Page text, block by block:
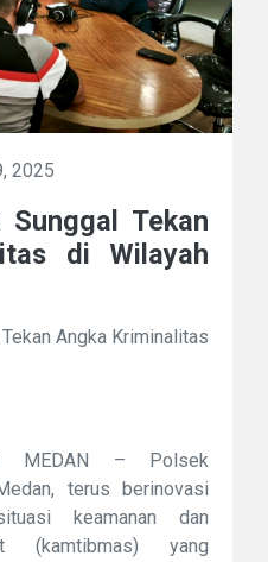
2025
Tekan
di Wilayah
Angka Kriminalitas
MEDAN – Polsek
terus berinovasi
keamanan dan
(kamtibmas) yang